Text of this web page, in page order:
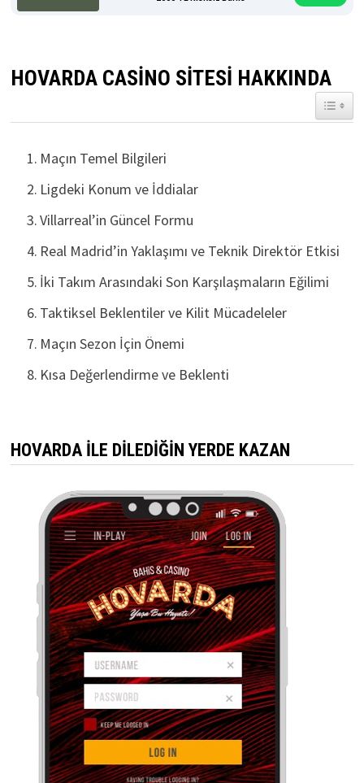
HOVARDA CASINO SITESI HAKKINDA
Maçın Temel Bilgileri
Ligdeki Konum ve İddialar
Villarreal’in Güncel Formu
Real Madrid’in Yaklaşımı ve Teknik Direktör Etkisi
İki Takım Arasındaki Son Karşılaşmaların Eğilimi
Taktiksel Beklentiler ve Kilit Mücadeleler
Maçın Sezon İçin Önemi
Kısa Değerlendirme ve Beklenti
HOVARDA İLE DİLEDİĞİN YERDE KAZAN